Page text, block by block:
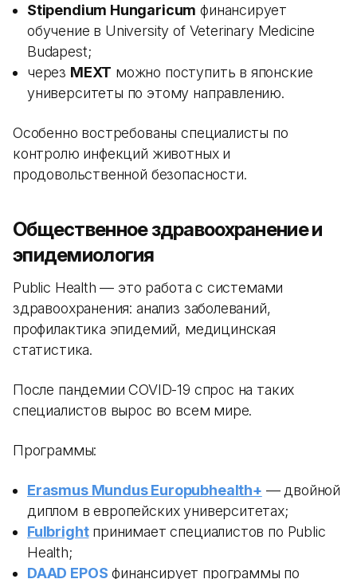
Stipendium Hungaricum финансирует
обучение в University of Veterinary Medicine
Budapest;
через MEXT можно поступить в японские
университеты по этому направлению.
Особенно востребованы специалисты по
контролю инфекций животных и
продовольственной безопасности.
Общественное здравоохранение и
эпидемиология
Public Health — это работа с системами
здравоохранения: анализ заболеваний,
профилактика эпидемий, медицинская
статистика.
После пандемии COVID-19 спрос на таких
специалистов вырос во всем мире.
Программы:
Erasmus Mundus Europubhealth+ — двойной
диплом в европейских университетах;
Fulbrightпринимает специалистов по Public
Health;
DAAD EPOS финансирует программы по